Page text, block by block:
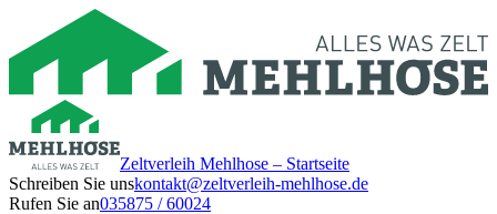
Zeltverleih Mehlhose – Startseite
Schreiben Sie unskontakt@zeltverleih-mehlhose.de
Rufen Sie an035875 / 60024